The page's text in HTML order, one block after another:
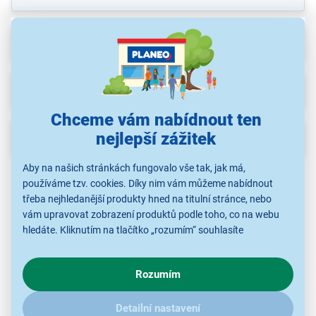
Chceme vám nabídnout ten
nejlepší zážitek
Aby na našich stránkách fungovalo vše tak, jak má,
používáme tzv. cookies. Díky nim vám můžeme nabídnout
třeba nejhledanější produkty hned na titulní stránce, nebo
vám upravovat zobrazení produktů podle toho, co na webu
hledáte. Kliknutím na tlačítko „rozumím“ souhlasíte
chování na webu pro zobrazení cílených reklam. Pokud vás
zajímají detaily, jak u nás s cookies a dalšími údaji pracujeme,
kliknětesem.
Rozumím
Detailní nastavení
Popis
Recenze
Ke stažení(5)